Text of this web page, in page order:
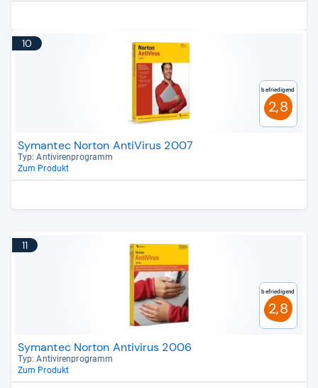
10
Befriedigend
2,8
Symantec Norton AntiVirus 2007
Typ: Anti­vi­ren­pro­gramm
Zum Produkt
11
Befriedigend
2,8
Symantec Norton Antivirus 2006
Typ: Anti­vi­ren­pro­gramm
Zum Produkt